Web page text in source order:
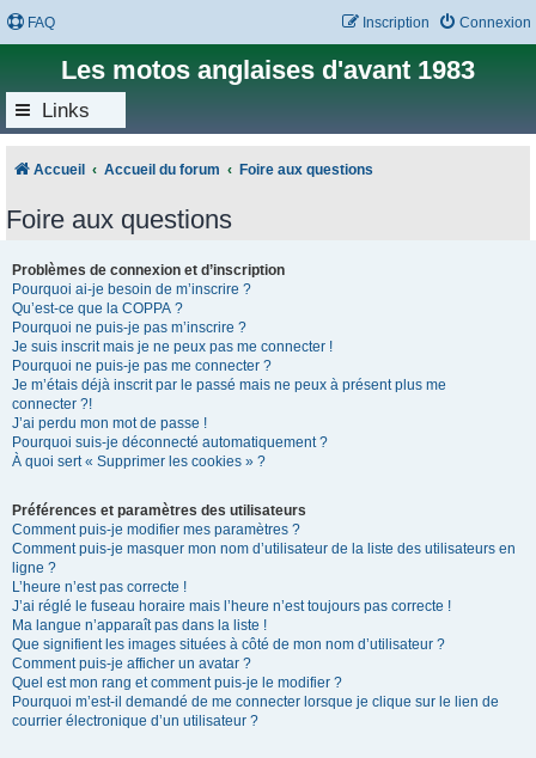
FAQ Connexion
Inscription
Les motos anglaises d'avant 1983
Links
Accueil Accueil du forum Foire aux questions
Foire aux questions
Problèmes de connexion et d’inscription
Pourquoi ai-je besoin de m’inscrire ?
Qu’est-ce que la COPPA ?
Pourquoi ne puis-je pas m’inscrire ?
Je suis inscrit mais je ne peux pas me connecter !
Pourquoi ne puis-je pas me connecter ?
Je m’étais déjà inscrit par le passé mais ne peux à présent plus me
connecter ?!
J’ai perdu mon mot de passe !
Pourquoi suis-je déconnecté automatiquement ?
À quoi sert « Supprimer les cookies » ?
Préférences et paramètres des utilisateurs
Comment puis-je modifier mes paramètres ?
Comment puis-je masquer mon nom d’utilisateur de la liste des utilisateurs en
ligne ?
L’heure n’est pas correcte !
J’ai réglé le fuseau horaire mais l’heure n’est toujours pas correcte !
Ma langue n’apparaît pas dans la liste !
Que signifient les images situées à côté de mon nom d’utilisateur ?
Comment puis-je afficher un avatar ?
Quel est mon rang et comment puis-je le modifier ?
Pourquoi m’est-il demandé de me connecter lorsque je clique sur le lien de
courrier électronique d’un utilisateur ?